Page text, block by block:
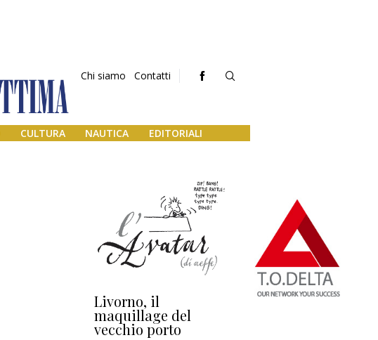
Chi siamo Contatti
CULTURA NAUTICA EDITORIALI
Livorno, il
maquillage del
vecchio porto
L’uscita di scena di